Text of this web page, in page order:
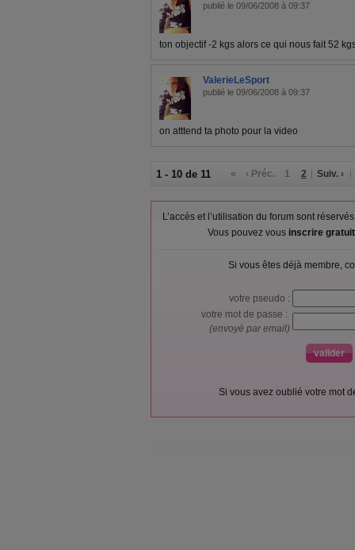
publié le 09/06/2008 à 09:37
ton objectif -2 kgs alors ce qui nous fait 52
ValerieLeSport
publié le 09/06/2008 à 09:37
on atttend ta photo pour la video
1 - 10 de 11 « ‹ Préc. 1 2 Suiv. ›
L’accès et l’utilisation du forum sont
Vous pouvez vous inscrire
Si vous êtes déjà membre,
votre pseudo :
votre mot de passe :
(envoyé par email)
Si vous avez oublié votre mot